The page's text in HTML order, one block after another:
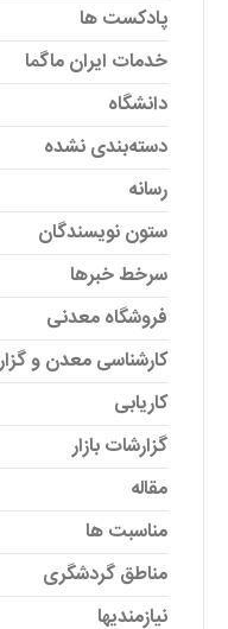
پادکست ها
خدمات ایران ماگما
دانشگاه
دسته‌بندی نشده
رسانه
ستون نویسندگان
سرخط خبرها
فروشگاه معدنی
کارشناسی معدن و
کاریابی
گزارشات بازار
مقاله
مناسبت ها
مناطق گردشگری
نیازمندیها